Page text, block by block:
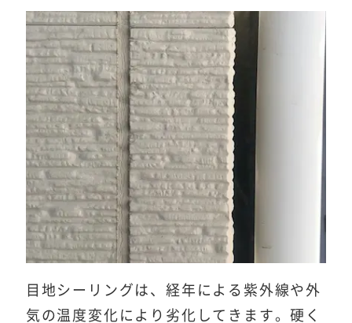
目地シーリングは、経年による紫外線や外
気の温度変化により劣化してきます。硬く